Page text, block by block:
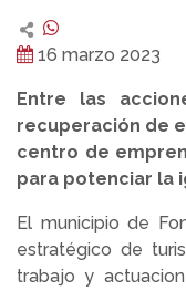
16 marzo 2023
Entre las
recuperación de
centro de
para potenciar la
El municipio de
estratégico de
trabajo y